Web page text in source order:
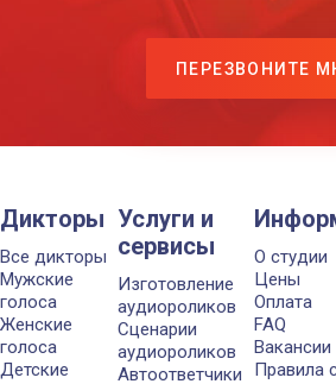
ПЕРЕЗВОНИТЕ
Дикторы
Все дикторы
Мужские
голоса
Женские
голоса
Детские
Услуги и
сервисы
Изготовление
аудиороликов
Сценарии
аудиороликов
Автоответчики
О студии
Цены
Оплата
FAQ
Вакансии
Правила